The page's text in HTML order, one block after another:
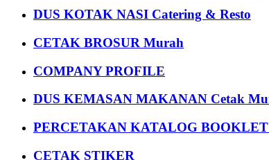
DUS KOTAK NASI Catering & Resto
CETAK BROSUR Murah
COMPANY PROFILE
DUS KEMASAN MAKANAN Cetak
PERCETAKAN KATALOG BOOKLET
CETAK STIKER